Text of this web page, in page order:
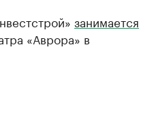
занимается
«Аврора» в